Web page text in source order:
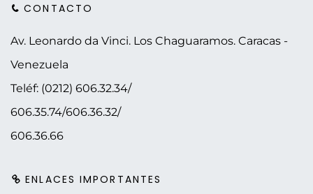
CONTACTO
Av. Leonardo da Vinci. Los Chaguaramos. Caracas -
Venezuela
Teléf: (0212) 606.32.34/
606.35.74/606.36.32/
606.36.66
ENLACES IMPORTANTES